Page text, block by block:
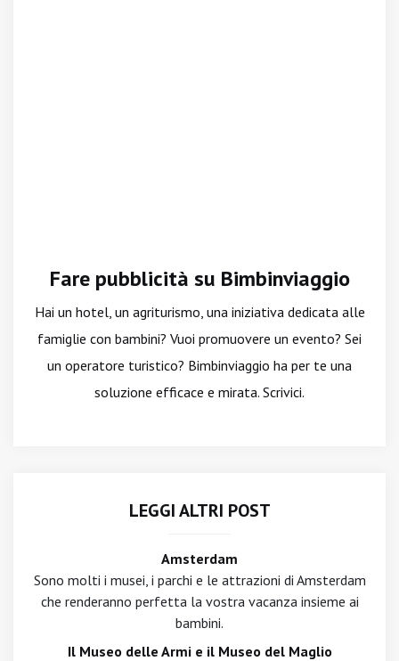
Fare pubblicità su Bimbinviaggio
Hai un hotel, un agriturismo, una iniziativa dedicata alle
famiglie con bambini? Vuoi promuovere un evento? Sei
un operatore turistico? Bimbinviaggio ha per te una
soluzione efficace e mirata. Scrivici.
LEGGI ALTRI POST
Amsterdam
Sono molti i musei, i parchi e le attrazioni di Amsterdam
che renderanno perfetta la vostra vacanza insieme ai
bambini.
Il Museo delle Armi e il Museo del Maglio